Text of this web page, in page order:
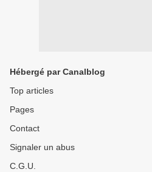
Hébergé par Canalblog
Top articles
Pages
Contact
Signaler un abus
C.G.U.